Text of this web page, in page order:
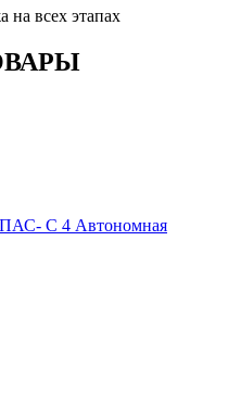
на всех этапах
Автономная